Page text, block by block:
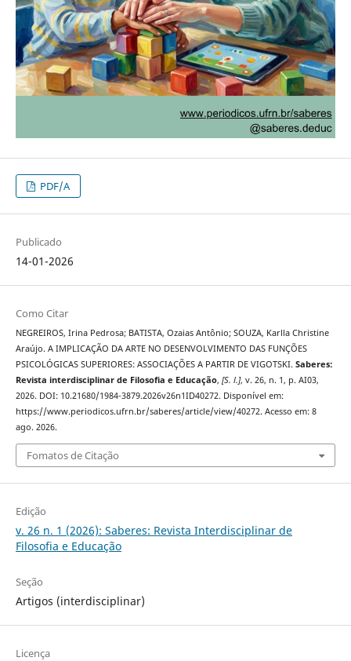
PDF/A
Publicado
14-01-2026
Como Citar
NEGREIROS, Irina Pedrosa; BATISTA, Ozaias Antônio; SOUZA, Karlla Christine
Araújo. A IMPLICAÇÃO DA ARTE NO DESENVOLVIMENTO DAS FUNÇÕES
PSICOLÓGICAS SUPERIORES: ASSOCIAÇÕES A PARTIR DE VIGOTSKI. Saberes:
Revista interdisciplinar de Filosofia e Educação, [S. l.], v. 26, n. 1, p. AI03,
2026. DOI: 10.21680/1984-3879.2026v26n1ID40272. Disponível em:
https://www.periodicos.ufrn.br/saberes/article/view/40272. Acesso em: 8
ago. 2026.
Fomatos de Citação
Edição
v. 26 n. 1 (2026): Saberes: Revista Interdisciplinar de
Filosofia e Educação
Seção
Artigos (interdisciplinar)
Licença